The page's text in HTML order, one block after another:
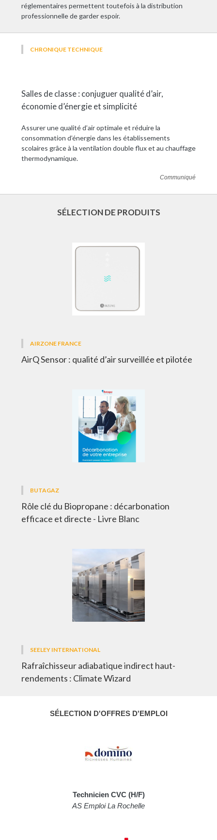
réglementaires permettent toutefois à la distribution
professionnelle de garder espoir.
CHRONIQUE TECHNIQUE
Salles de classe : conjuguer qualité d’air,
économie d’énergie et simplicité
Assurer une qualité d’air optimale et réduire la
consommation d’énergie dans les établissements
scolaires grâce à la ventilation double flux et au chauffage
thermodynamique.
Communiqué
SÉLECTION DE PRODUITS
AIRZONE FRANCE
AirQ Sensor : qualité d’air surveillée et pilotée
BUTAGAZ
Rôle clé du Biopropane : décarbonation
efficace et directe - Livre Blanc
SEELEY INTERNATIONAL
Rafraîchisseur adiabatique indirect haut-
rendements : Climate Wizard
SÉLECTION D'OFFRES D'EMPLOI
Technicien CVC (H/F)
AS Emploi La Rochelle